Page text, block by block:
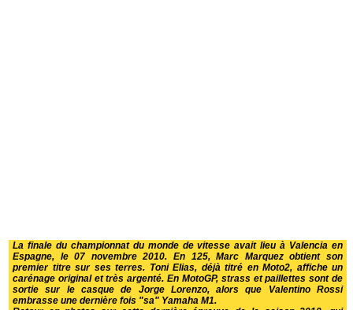
La finale du championnat du monde de vitesse avait lieu à Valencia en
Espagne, le 07 novembre 2010. En 125, Marc Marquez obtient son
premier titre sur ses terres. Toni Elias, déjà titré en Moto2, affiche un
carénage original et très argenté. En MotoGP, strass et paillettes sont de
sortie sur le casque de Jorge Lorenzo, alors que Valentino Rossi
embrasse une dernière fois "sa" Yamaha M1.